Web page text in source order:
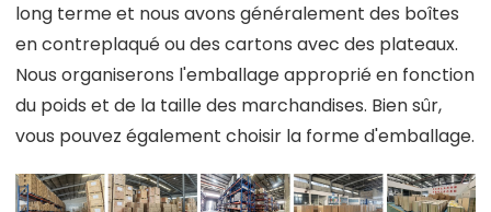
long terme et nous avons généralement des boîtes
en contreplaqué ou des cartons avec des plateaux.
Nous organiserons l'emballage approprié en fonction
du poids et de la taille des marchandises. Bien sûr,
vous pouvez également choisir la forme d'emballage.